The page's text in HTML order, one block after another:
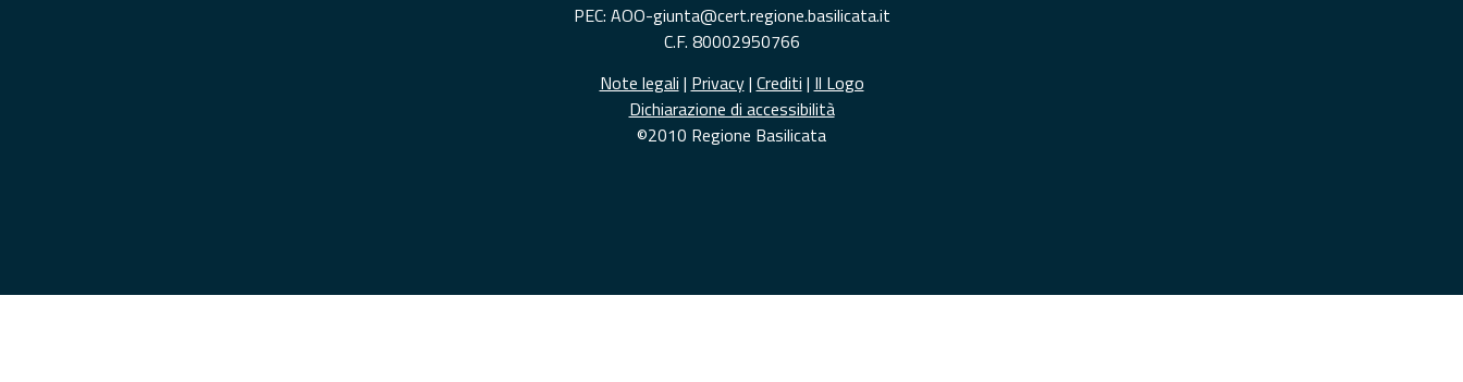
PEC: AOO-giunta@cert.regione.basilicata.it
C.F. 80002950766
Note legali | Privacy| Crediti | Il Logo
Dichiarazione di accessibilità
©2010 Regione Basilicata